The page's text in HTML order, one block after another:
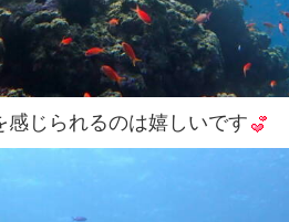
感じられるのは嬉しいです